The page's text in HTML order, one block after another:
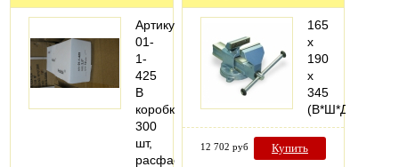
Артикул:
01-
1-
425
В
коробке:
300
шт,
расфасовано
165
х
190
х
345
(В*Ш*Д)
12 702 руб Купить